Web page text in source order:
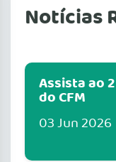
Notícias
Assista ao
do CFM
03 Jun 2026